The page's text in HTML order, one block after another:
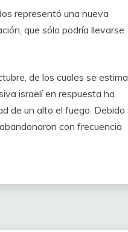
representó una nueva
que sólo podría llevarse
de los cuales se estima
israelí en respuesta ha
de un alto el fuego. Debido
con frecuencia